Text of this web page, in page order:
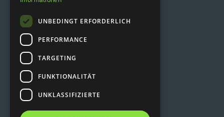
1000+
99
100+
1,9 Mio
UNBEDINGT ERFORDERLICH
PERFORMANCE
TARGETING
FUNKTIONALITÄT
UNKLASSIFIZIERTE